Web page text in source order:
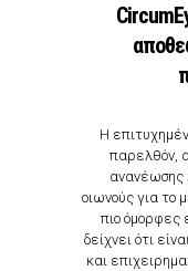
Η
παρελθόν,
ανανέωσης
οιωνούς για το
πιο όμορφες
δείχνει ότι
και